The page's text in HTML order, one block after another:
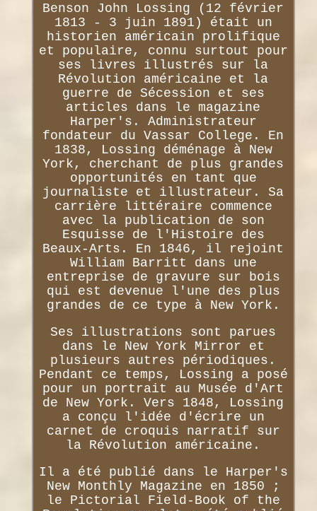
Benson John Lossing (12 février
1813 - 3 juin 1891) était un
historien américain prolifique
et populaire, connu surtout pour
ses livres illustrés sur la
Révolution américaine et la
guerre de Sécession et ses
articles dans le magazine
Harper's. Administrateur
fondateur du Vassar College. En
1838, Lossing déménage à New
York, cherchant de plus grandes
opportunités en tant que
journaliste et illustrateur. Sa
carrière littéraire commence
avec la publication de son
Esquisse de l'Histoire des
Beaux-Arts. En 1846, il rejoint
William Barritt dans une
entreprise de gravure sur bois
qui est devenue l'une des plus
grandes de ce type à New York.
Ses illustrations sont parues
dans le New York Mirror et
plusieurs autres périodiques.
Pendant ce temps, Lossing a posé
pour un portrait au Musée d'Art
de New York. Vers 1848, Lossing
a conçu l'idée d'écrire un
carnet de croquis narratif sur
la Révolution américaine.
Il a été publié dans le Harper's
New Monthly Magazine en 1850 ;
le Pictorial Field-Book of the